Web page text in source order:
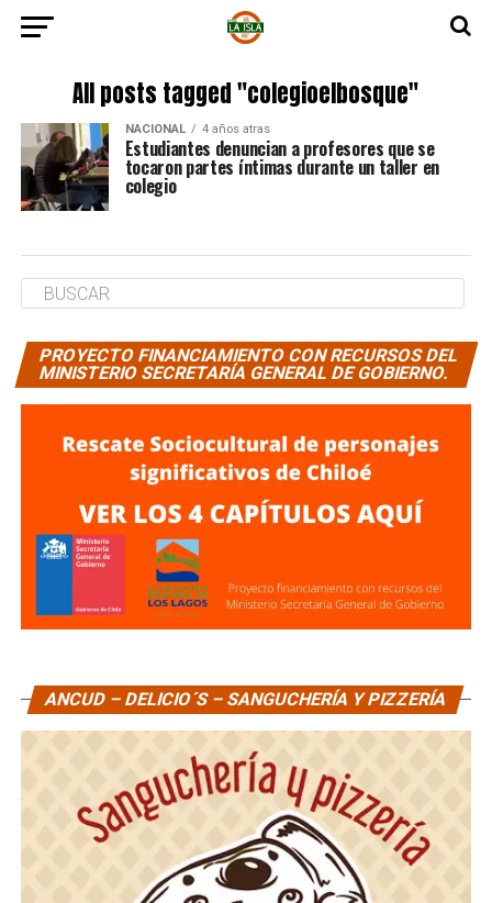
All posts tagged "colegioelbosque"
NACIONAL 4 años atras
Estudiantes denuncian a profesores que se
tocaron partes íntimas durante un taller en
colegio
PROYECTO FINANCIAMIENTO CON RECURSOS DEL
MINISTERIO SECRETARÍA GENERAL DE GOBIERNO.
ANCUD – DELICIO´S – SANGUCHERÍA Y PIZZERÍA